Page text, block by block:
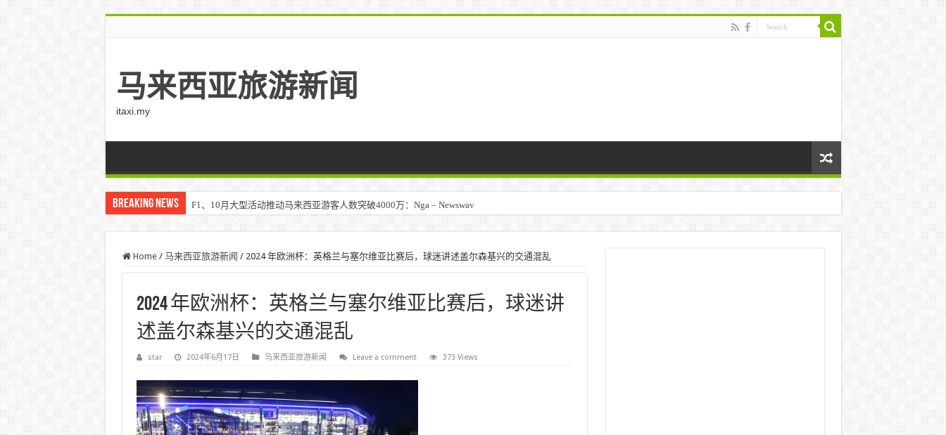
马来西亚旅游新闻
itaxi.my
Breaking News F1、10月大型活动推动马来西亚游客人数突破4000万：Nga – Newswav
Home / 马来西亚旅游新闻 / 2024 年欧洲杯：英格兰与塞尔维亚比赛后，球迷讲述盖尔森基兴的交通混乱
2024 年欧洲杯：英格兰与塞尔维亚比赛后，球迷讲
述盖尔森基兴的交通混乱
star 2024年6月17日 马来西亚旅游新闻 Leave a comment 373 Views